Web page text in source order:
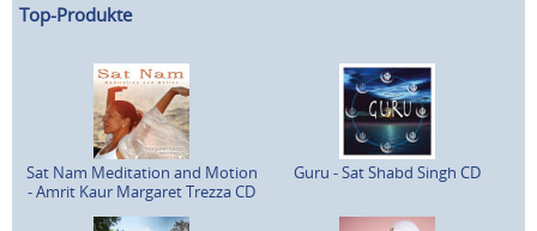
Top-Produkte
Sat Nam Meditation and Motion
- Amrit Kaur Margaret Trezza CD
Guru - Sat Shabd Singh CD